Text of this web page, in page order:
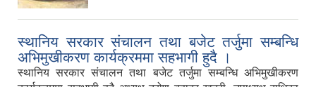
स्थानिय सरकार संचालन तथा बजेट तर्जुमा सम्बन्धि
अभिमुखीकरण कार्यक्रममा सहभागी हुदै ।
स्थानिय सरकार संचालन तथा बजेट तर्जुमा सम्बन्धि अभिमुखीकरण